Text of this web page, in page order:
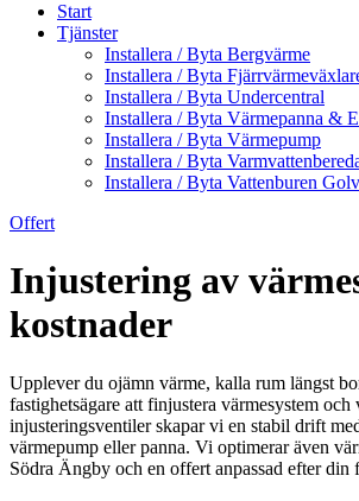
Start
Tjänster
Installera / Byta Bergvärme
Installera / Byta
Installera / Byta Undercentral
Installera / Byta Värmepanna &
Installera / Byta Värmepump
Installera / Byta
Installera / Byta Vattenburen
Offert
Injustering av
kostnader
Upplever du ojämn värme, kalla rum längst
fastighetsägare att finjustera värmesystem
injusteringsventiler skapar vi en stabil drift
värmepump eller panna. Vi optimerar även
Södra Ängby och en offert anpassad efter din